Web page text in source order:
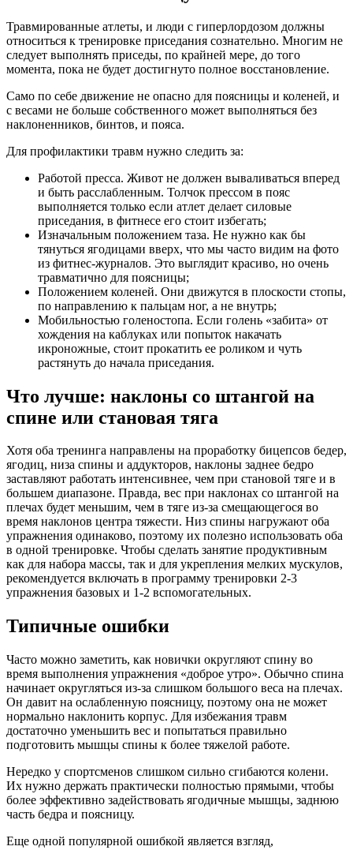
Травмированные атлеты, и люди с гиперлордозом должны
относиться к тренировке приседания сознательно. Многим не
следует выполнять приседы, по крайней мере, до того
момента, пока не будет достигнуто полное восстановление.
Само по себе движение не опасно для поясницы и коленей, и
с весами не больше собственного может выполняться без
наклоненников, бинтов, и пояса.
Для профилактики травм нужно следить за:
Работой пресса. Живот не должен вываливаться вперед
и быть расслабленным. Толчок прессом в пояс
выполняется только если атлет делает силовые
приседания, в фитнесе его стоит избегать;
Изначальным положением таза. Не нужно как бы
тянуться ягодицами вверх, что мы часто видим на фото
из фитнес-журналов. Это выглядит красиво, но очень
травматично для поясницы;
Положением коленей. Они движутся в плоскости стопы,
по направлению к пальцам ног, а не внутрь;
Мобильностью голеностопа. Если голень «забита» от
хождения на каблуках или попыток накачать
икроножные, стоит прокатить ее роликом и чуть
растянуть до начала приседания.
Что лучше: наклоны со штангой на
спине или становая тяга
Хотя оба тренинга направлены на проработку бицепсов бедер,
ягодиц, низа спины и аддукторов, наклоны заднее бедро
заставляют работать интенсивнее, чем при становой тяге и в
большем диапазоне. Правда, вес при наклонах со штангой на
плечах будет меньшим, чем в тяге из-за смещающегося во
время наклонов центра тяжести. Низ спины нагружают оба
упражнения одинаково, поэтому их полезно использовать оба
в одной тренировке. Чтобы сделать занятие продуктивным
как для набора массы, так и для укрепления мелких мускулов,
рекомендуется включать в программу тренировки 2-3
упражнения базовых и 1-2 вспомогательных.
Типичные ошибки
Часто можно заметить, как новички округляют спину во
время выполнения упражнения «доброе утро». Обычно спина
начинает округляться из-за слишком большого веса на плечах.
Он давит на ослабленную поясницу, поэтому она не может
нормально наклонить корпус. Для избежания травм
достаточно уменьшить вес и попытаться правильно
подготовить мышцы спины к более тяжелой работе.
Нередко у спортсменов слишком сильно сгибаются колени.
Их нужно держать практически полностью прямыми, чтобы
более эффективно задействовать ягодичные мышцы, заднюю
часть бедра и поясницу.
Еще одной популярной ошибкой является взгляд,